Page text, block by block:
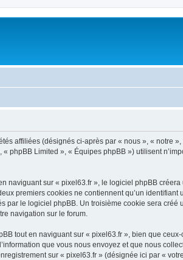
affiliées (désignés ci-après par « nous », « notre
phpBB Limited », « Équipes phpBB ») utilisent
naviguant sur « pixel63.fr », le logiciel phpBB
premiers cookies ne contiennent qu’un
par le logiciel phpBB. Un troisième cookie sera
navigation sur le forum.
tout en naviguant sur « pixel63.fr », bien que
que vous nous envoyez et que nous
sur « pixel63.fr » (désignée ici par «